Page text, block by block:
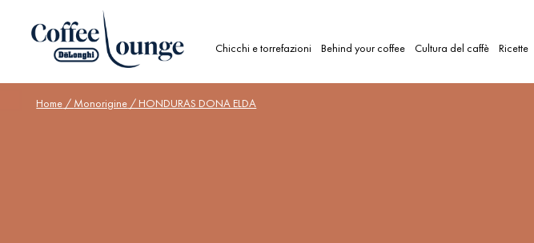
Chicchi e torrefazioni Behind your coffee Cultura del caffè Ricette
Home / Monorigine / HONDURAS DONA ELDA